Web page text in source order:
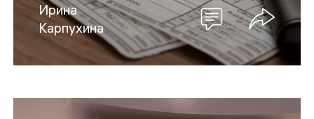
Ирина
Карпухина